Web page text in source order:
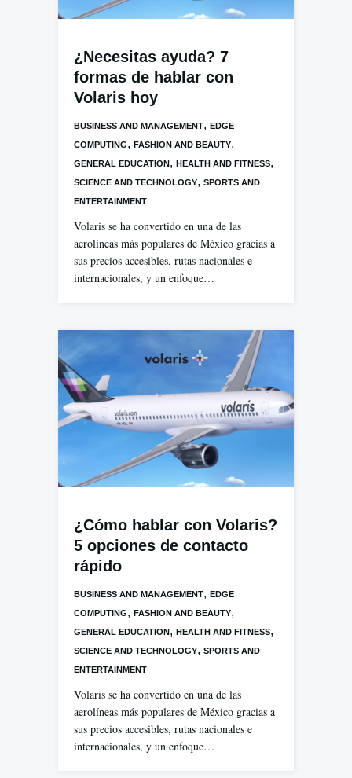
¿Necesitas ayuda? 7
formas de hablar con
Volaris hoy
BUSINESS AND MANAGEMENT, EDGE
COMPUTING, FASHION AND BEAUTY,
GENERAL EDUCATION, HEALTH AND FITNESS,
SCIENCE AND TECHNOLOGY, SPORTS AND
ENTERTAINMENT
Volaris se ha convertido en una de las
aerolíneas más populares de México gracias a
sus precios accesibles, rutas nacionales e
internacionales, y un enfoque…
¿Cómo hablar con Volaris?
5 opciones de contacto
rápido
BUSINESS AND MANAGEMENT, EDGE
COMPUTING, FASHION AND BEAUTY,
GENERAL EDUCATION , HEALTH AND FITNESS,
SCIENCE AND TECHNOLOGY, SPORTS AND
ENTERTAINMENT
Volaris se ha convertido en una de las
aerolíneas más populares de México gracias a
sus precios accesibles, rutas nacionales e
internacionales, y un enfoque…